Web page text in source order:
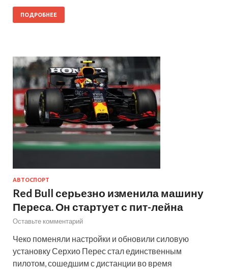
ПОДРОБНЕЕ
АВТОСПОРТ
Red Bull серьезно изменила машину
Переса. Он стартует с пит-лейна
Оставьте комментарий
Чеко поменяли настройки и обновили силовую
установку Серхио Перес стал единственным
пилотом, сошедшим с дистанции во время